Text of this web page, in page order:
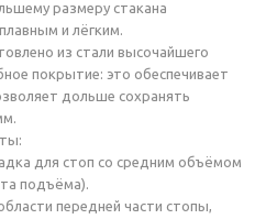
размеру стакана
и лёгким.
из стали высочайшего
покрытие: это обеспечивает
дольше сохранять
для стоп со средним объёмом
подъёма).
передней части стопы,